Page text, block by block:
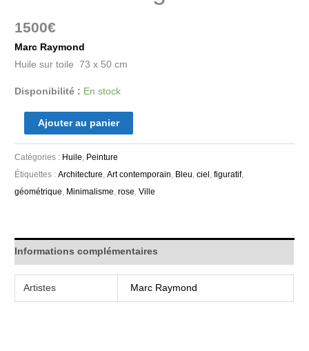
1500€
Marc Raymond
Huile sur toile 73 x 50 cm
Disponibilité : En stock
Ajouter au panier
Catégories : Huile Peinture
Étiquettes :Architecture ,Art contemporain Bleu ,ciel ,figuratif,
géométrique Minimalisme ,rose ,Ville
Informations complémentaires
Artistes Marc Raymond